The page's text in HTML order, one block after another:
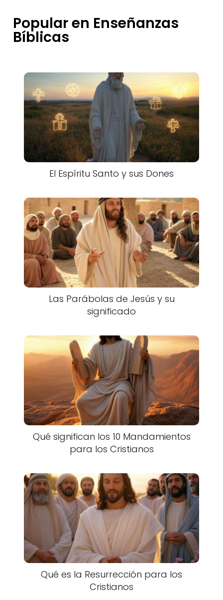
Popular en Enseñanzas
Bíblicas
El Espíritu Santo y sus Dones
Las Parábolas de Jesús y su
significado
Qué significan los 10 Mandamientos
para los Cristianos
Qué es la Resurrección para los
Cristianos